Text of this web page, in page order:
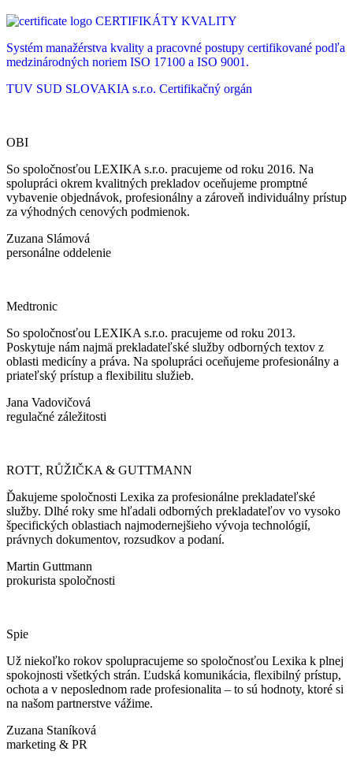
CERTIFIKÁTY KVALITY
Systém manažérstva kvality a pracovné postupy certifikované podľa
medzinárodných noriem ISO 17100 a ISO 9001.
TUV SUD SLOVAKIA s.r.o. Certifikačný orgán
OBI
So spoločnosťou LEXIKA s.r.o. pracujeme od roku 2016. Na
spolupráci okrem kvalitných prekladov oceňujeme promptné
vybavenie objednávok, profesionálny a zároveň individuálny prístup
za výhodných cenových podmienok.
Zuzana Slámová
personálne oddelenie
Medtronic
So spoločnosťou LEXIKA s.r.o. pracujeme od roku 2013.
Poskytuje nám najmä prekladateľské služby odborných textov z
oblasti medicíny a práva. Na spolupráci oceňujeme profesionálny a
priateľský prístup a flexibilitu služieb.
Jana Vadovičová
regulačné záležitosti
ROTT, RŮŽIČKA & GUTTMANN
Ďakujeme spoločnosti Lexika za profesionálne prekladateľské
služby. Dlhé roky sme hľadali odborných prekladateľov vo vysoko
špecifických oblastiach najmodernejšieho vývoja technológií,
právnych dokumentov, rozsudkov a podaní.
Martin Guttmann
prokurista spoločnosti
Spie
Už niekoľko rokov spolupracujeme so spoločnosťou Lexika k plnej
spokojnosti všetkých strán. Ľudská komunikácia, flexibilný prístup,
ochota a v neposlednom rade profesionalita – to sú hodnoty, ktoré si
na našom partnerstve vážime.
Zuzana Staníková
marketing & PR